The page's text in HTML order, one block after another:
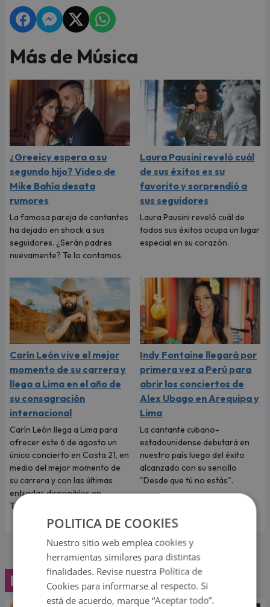
Más de Música
¿Greeicy espera a su
segundo hijo? Video de
Mike Bahía desata
rumores
La famosa pareja de cantantes
ha dejado en shock a sus
seguidores. ¿Serán padres
nuevamente? Te lo contamos.
Laura Pausini reveló cuál
de sus éxitos es su
favorito y sorprendió a
sus seguidores
Laura Pausini reveló cuál de
todos sus éxitos ocupa un lugar
especial en su corazón.
Carín León vive el mejor
momento de su carrera y
llega a Lima en el año de
su consagración
internacional
Carín León llega a Lima para
ofrecer este 6 de agosto un
único concierto en Costa 21, en
medio del mejor momento de
su carrera y con las últimas
entradas disponibles en
Teleticket.
Indy Fontaine llegará por
primera vez a Perú para
abrir los conciertos de
Alex Ubago en Arequipa y
Lima
La cantante cubano-
estadounidense debutará en
nuestro país luego del éxito
alcanzado con su sencillo
"Desde que tú no estás".
Lo último
POLITICA DE COOKIES
Nuestro sitio web emplea cookies y
herramientas similares para distintas
finalidades. Revise nuestra Política de
Cookies para informarse al respecto. Si
está de acuerdo, marque “Aceptar todo”.